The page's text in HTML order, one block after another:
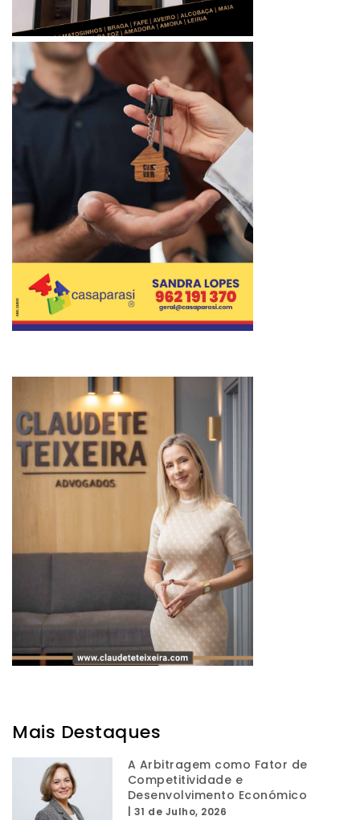
Mais Destaques
A Arbitragem como Fator de
Competitividade e
Desenvolvimento Económico
31 de Julho, 2026